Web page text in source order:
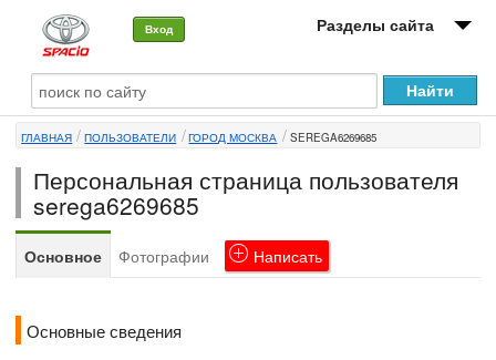
Вход Разделы сайта
О машине
Автоклуб
Форумы
Сервисы и услуги
ГЛАВНАЯ ПОЛЬЗОВАТЕЛИ ГОРОД МОСКВА SEREGA6269685
Персональная страница пользователя
serega6269685
Основное Фотографии Написать
Основные сведения